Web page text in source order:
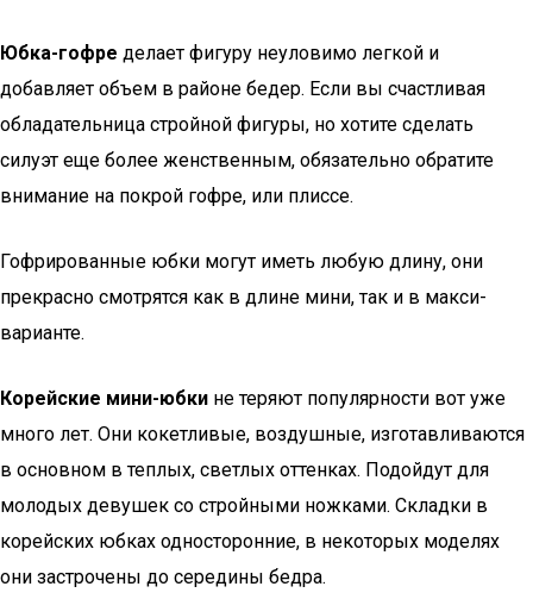
Юбка-гофре делает фигуру неуловимо легкой и
добавляет объем в районе бедер. Если вы счастливая
обладательница стройной фигуры, но хотите сделать
силуэт еще более женственным, обязательно обратите
внимание на покрой гофре, или плиссе.
Гофрированные юбки могут иметь любую длину, они
прекрасно смотрятся как в длине мини, так и в макси-
варианте.
Корейские мини-юбки не теряют популярности вот уже
много лет. Они кокетливые, воздушные, изготавливаются
в основном в теплых, светлых оттенках. Подойдут для
молодых девушек со стройными ножками. Складки в
корейских юбках односторонние, в некоторых моделях
они застрочены до середины бедра.